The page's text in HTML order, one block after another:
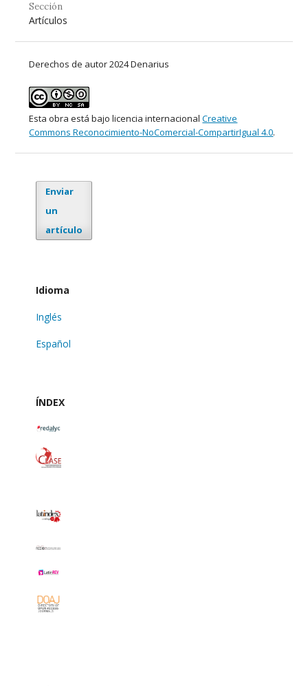
Sección
Artículos
Derechos de autor 2024 Denarius
Esta obra está bajo licencia internacionalCreative
Commons Reconocimiento-NoComercial-CompartirIgual 4.0.
Enviar
un
artículo
Idioma
Inglés
Español
ÍNDEX